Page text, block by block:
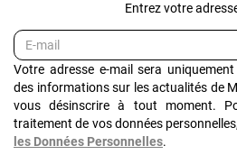
Entrez votre
Votre adresse e-mail sera
des informations sur les actualités de
vous désinscrire à tout moment.
traitement de vos données
les Données Personnelles.